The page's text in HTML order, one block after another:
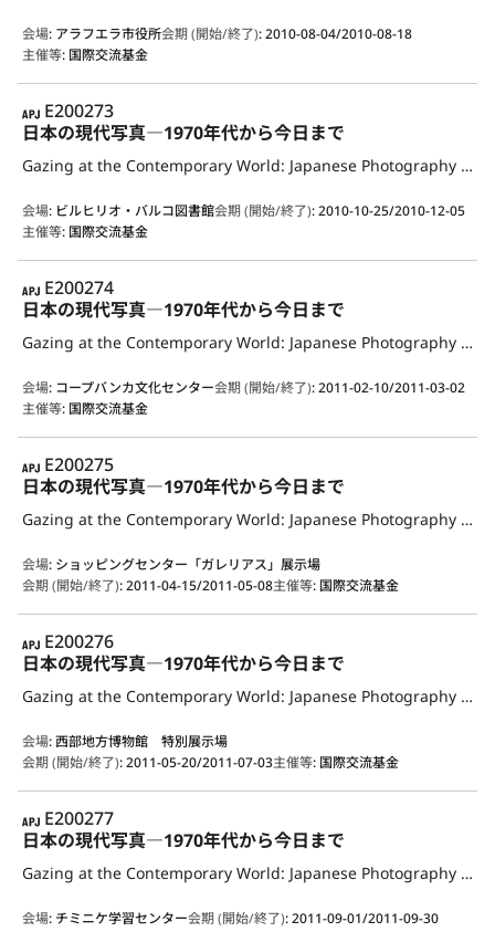
会場: アラフエラ市役所会期 (開始/終了):2010-08-04/2010-08-18
主催等: 国際交流基金
APJ
E200273
日本の現代写真―1970年代から今日まで
Gazing at the Contemporary World: Japanese Photography from the 1970s to the Present
会場: ビルヒリオ・バルコ図書館会期 (開始/終了):2010-10-25/2010-12-05
主催等: 国際交流基金
APJ
E200274
日本の現代写真―1970年代から今日まで
Gazing at the Contemporary World: Japanese Photography from the 1970s to the Present
会場: コープバンカ文化センター会期 (開始/終了):2011-02-10/2011-03-02
主催等: 国際交流基金
APJ
E200275
日本の現代写真―1970年代から今日まで
Gazing at the Contemporary World: Japanese Photography from the 1970s to the Present
会場: ショッピングセンター「ガレリアス」展示場
会期 (開始/終了):2011-04-15/2011-05-08主催等: 国際交流基金
APJ
E200276
日本の現代写真―1970年代から今日まで
Gazing at the Contemporary World: Japanese Photography from the 1970s to the Present
会場:西部地方博物館 特別展示場
会期 (開始/終了):2011-05-20/2011-07-03主催等: 国際交流基金
APJ
E200277
日本の現代写真―1970年代から今日まで
Gazing at the Contemporary World: Japanese Photography from the 1970s to the Present
会場: チミニケ学習センター会期 (開始/終了):2011-09-01/2011-09-30